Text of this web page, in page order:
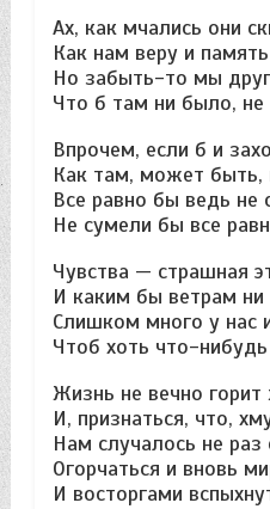
Ах, как мчались они
Как нам веру и
Но забыть-то мы
Что б там ни было, не
Впрочем, если б и
Как там, может быть,
Все равно бы ведь не
Не сумели бы все
Чувства — страшная
И каким бы ветрам ни
Слишком много у нас
Чтоб хоть что-
Жизнь не вечно
И, признаться, что,
Нам случалось не раз
Огорчаться и вновь
И восторгами